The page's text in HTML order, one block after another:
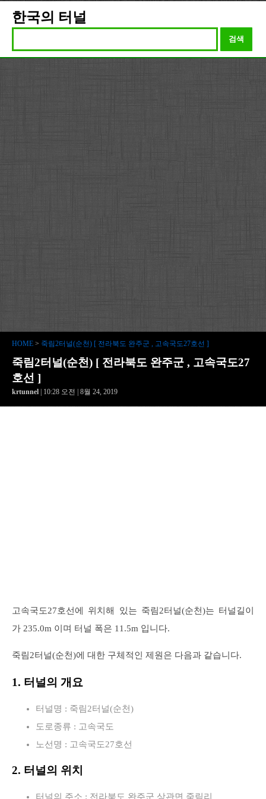
한국의 터널
검색
HOME > 죽림2터널(순천) [ 전라북도 완주군 , 고속국도27호선 ]
죽림2터널(순천) [ 전라북도 완주군 , 고속국도27
호선 ]
krtunnel | 10:28 오전 | 8월 24, 2019
고속국도27호선에 위치해 있는 죽림2터널(순천)는 터널길이
가 235.0m 이며 터널 폭은 11.5m 입니다.
죽림2터널(순천)에 대한 구체적인 제원은 다음과 같습니다.
1. 터널의 개요
터널명 : 죽림2터널(순천)
도로종류 : 고속국도
노선명 : 고속국도27호선
2. 터널의 위치
터널의 주소 : 전라북도 완주군 상관면 죽림리